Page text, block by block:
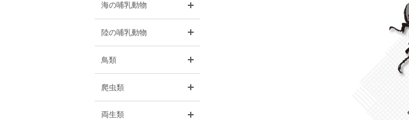
海の哺乳動物
陸の哺乳動物
鳥類
爬虫類
両生類